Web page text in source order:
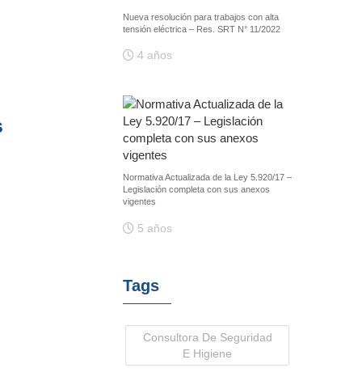
Nueva resolución para trabajos con alta
tensión eléctrica – Res. SRT N° 11/2022
4 años
Normativa Actualizada de la Ley 5.920/17 –
Legislación completa con sus anexos
vigentes
5 años
Tags
Consultora De Seguridad
E Higiene